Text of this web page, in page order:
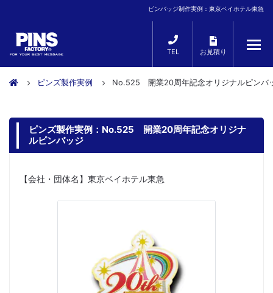
ピンバッジ制作実例：東京ベイホテル東急
TEL お見積り
ピンズ製作実例 No.525 開業20周年記念オリジナルピンバ
ピンズ製作実例：No.525 開業20周年記念オリジナ
ルピンバッジ
【会社・団体名】東京ベイホテル東急